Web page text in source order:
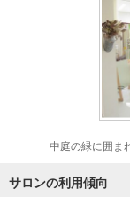
中庭の緑に囲ま
サロンの利用傾向